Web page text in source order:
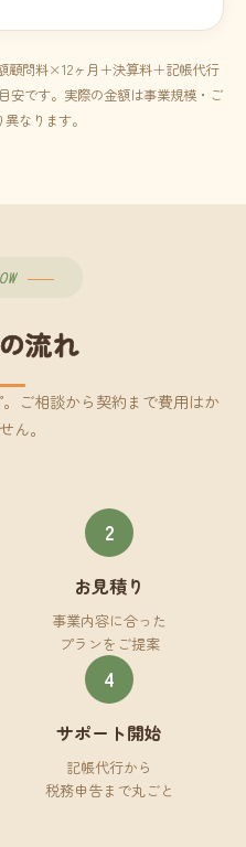
問料×12ヶ月＋決算料＋記帳代行
安です。実際の金額は事業規模・ご
なります。
流れ
ご相談から契約まで費用はか
ん。
2
お見積り
事業内容に合った
プランをご提案
4
サポート開始
記帳代行から
税務申告まで丸ごと